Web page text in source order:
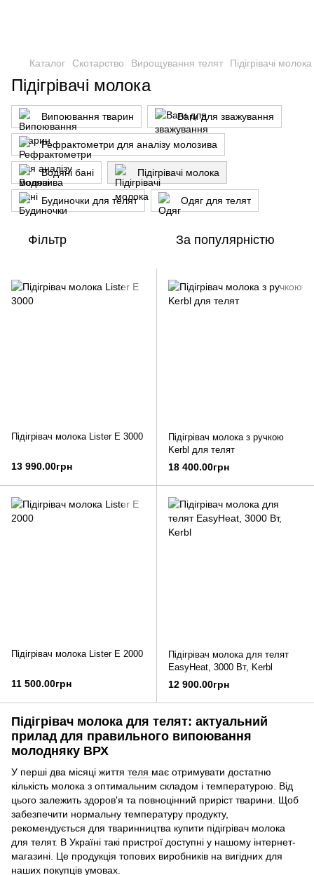
Каталог Скотарство Вирощування телят Підігрівачі молока
Підігрівачі молока
Випоювання тварин Ваги для зважування
Рефрактометри для аналізу молозива
Водяні бані Підігрівачі молока
Будиночки для телят Одяг для телят
Фільтр За популярністю
Підігрівач молока Lister E 3000
13 990.00грн
Підігрівач молока з ручкою
Kerbl для телят
18 400.00грн
Підігрівач молока Lister E 2000
11 500.00грн
Підігрівач молока для телят
EasyHeat, 3000 Вт, Kerbl
12 900.00грн
Підігрівач молока для телят: актуальний
прилад для правильного випоювання
молодняку ​​ВРХ
У перші два місяці життя теля має отримувати достатню
кількість молока з оптимальним складом і температурою. Від
цього залежить здоров'я та повноцінний приріст тварини. Щоб
забезпечити нормальну температуру продукту,
рекомендується для тваринництва купити підігрівач молока
для телят. В Україні такі пристрої доступні у нашому інтернет-
магазині. Це продукція топових виробників на вигідних для
наших покупців умовах.